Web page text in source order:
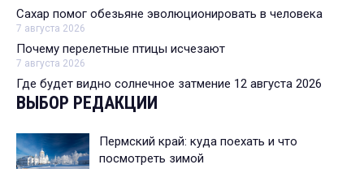
Сахар помог обезьяне эволюционировать в человека
7 августа 2026
Почему перелетные птицы исчезают
7 августа 2026
Где будет видно солнечное затмение 12 августа 2026
ВЫБОР РЕДАКЦИИ
Пермский край: куда поехать и что
посмотреть зимой